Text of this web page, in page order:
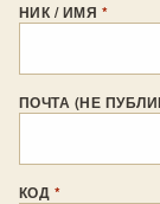
НИК / ИМЯ *
ПОЧТА (НЕ
КОД *